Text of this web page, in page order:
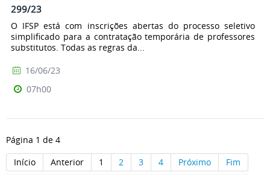
299/23
O IFSP está com inscrições abertas do processo seletivo
simplificado para a contratação temporária de professores
substitutos. Todas as regras da...
16/06/23
07h00
Página 1 de 4
Início
Anterior 1 2 3 4 Próximo Fim